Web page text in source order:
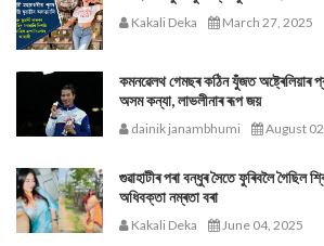
Kakali Deka March 27, 2025
কমনৱেলথ গেমছৰ কঠিন যুঁজত অষ্ট্ৰেলিয়াৰ
অসম কন্যা, লাভলীনাৰ ৰূপ জয়
dainik janambhumi August
গুৱাহাটীৰ পৰা বন্ধুৰ সৈতে ফুৰিবলৈ
অধিবক্তা নম্ৰতা বৰা
Kakali Deka June 04, 2025